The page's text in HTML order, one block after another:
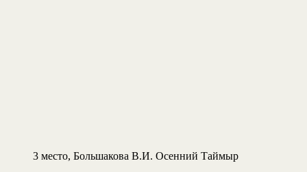
3 место, Большакова В.И. Осенний Таймыр